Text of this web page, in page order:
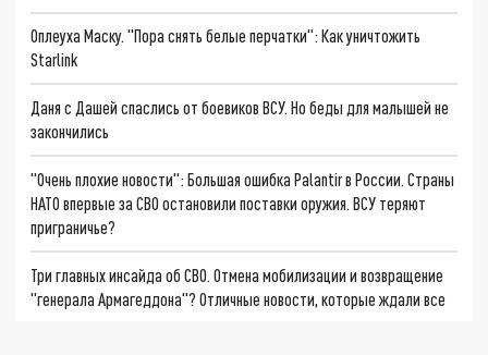
Оплеуха Маску. "Пора снять белые перчатки": Как уничтожить
Starlink
Даня с Дашей спаслись от боевиков ВСУ. Но беды для малышей не
закончились
"Очень плохие новости": Большая ошибка Palantir в России. Страны
НАТО впервые за СВО остановили поставки оружия. ВСУ теряют
приграничье?
Три главных инсайда об СВО. Отмена мобилизации и возвращение
"генерала Армагеддона"? Отличные новости, которые ждали все